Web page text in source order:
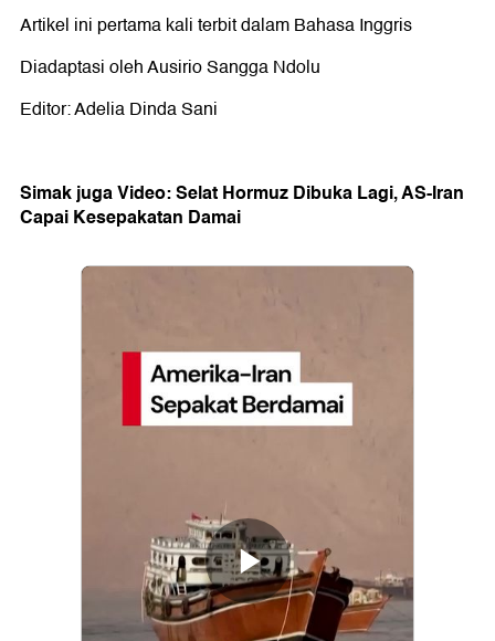
Artikel ini pertama kali terbit dalam Bahasa Inggris
Diadaptasi oleh Ausirio Sangga Ndolu
Editor: Adelia Dinda Sani
Simak juga Video: Selat Hormuz Dibuka Lagi, AS-Iran
Capai Kesepakatan Damai